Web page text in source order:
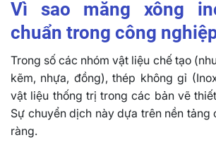
Vì sao măng xông
chuẩn trong công
Trong số các nhóm vật liệu chế tạo
kẽm, nhựa, đồng), thép không gỉ
vật liệu thống trị trong các bản vẽ
Sự chuyển dịch này dựa trên nền tảng
ràng.